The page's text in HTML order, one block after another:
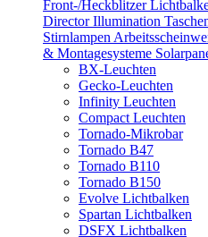
Front-/Heckblitzer
DirectorIllumination
Stirnlampen
& Montagesysteme
BX-Leuchten
Gecko-Leuchten
Infinity Leuchten
Compact Leuchten
Tornado-Mikrobar
Tornado B47
Tornado B110
Tornado B150
Evolve Lichtbalken
Spartan Lichtbalken
DSFX Lichtbalken